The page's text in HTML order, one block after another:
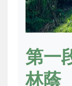
第一
林蔭